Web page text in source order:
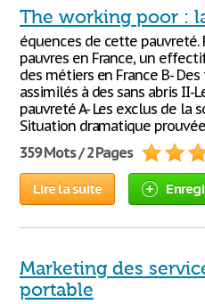
The working poor :
équences de cette pauvreté.
pauvres en France, un
des métiers en France B-
assimilés à des sans abris II-
pauvreté A- Les exclus de la
Situation dramatique
359 Mots / 2 Pages
Lire la suite
Marketing des
portable